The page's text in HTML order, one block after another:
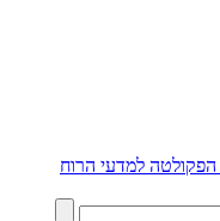
הפקולטה למדעי הרוח